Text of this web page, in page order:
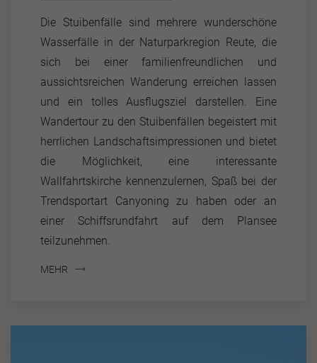
Die Stuibenfälle sind mehrere wunderschöne
Wasserfälle in der Naturparkregion Reute, die
sich bei einer familienfreundlichen und
aussichtsreichen Wanderung erreichen lassen
und ein tolles Ausflugsziel darstellen. Eine
Wandertour zu den Stuibenfällen begeistert mit
herrlichen Landschaftsimpressionen und bietet
die Möglichkeit, eine interessante
Wallfahrtskirche kennenzulernen, Spaß bei der
Trendsportart Canyoning zu haben oder an
einer Schiffsrundfahrt auf dem Plansee
teilzunehmen.
MEHR